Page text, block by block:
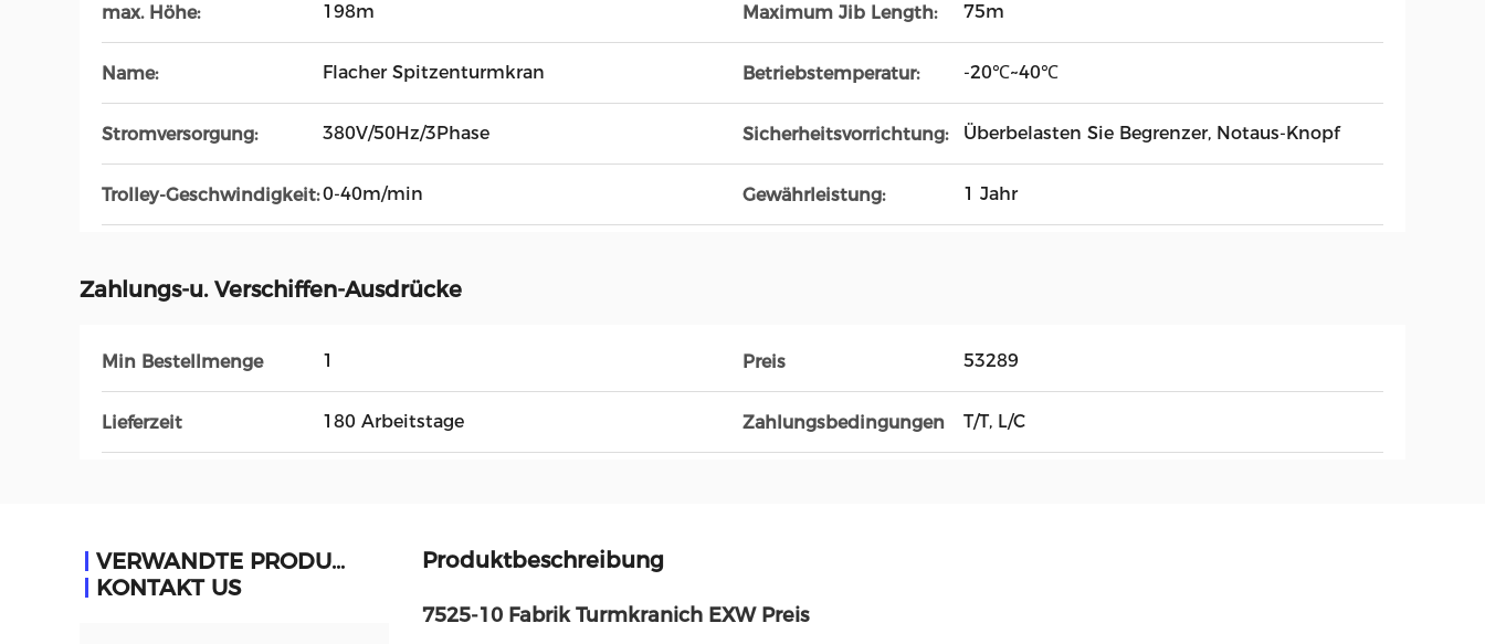
max. Höhe: 198m Maximum Jib Length: 75m
Name: Flacher Spitzenturmkran Betriebstemperatur: -20℃~40℃
Stromversorgung: 380V/50Hz/3Phase Sicherheitsvorrichtung: Überbelasten Sie Begrenzer, Notaus-Knopf
Trolley-Geschwindigkeit:0-40m/min Gewährleistung: 1 Jahr
Zahlungs-u. Verschiffen-Ausdrücke
Min Bestellmenge 1 Preis 53289
Lieferzeit 180 Arbeitstage Zahlungsbedingungen T/T, L/C
VERWANDTE PRODUKTE
KONTAKT US
Produktbeschreibung
7525-10 Fabrik Turmkranich EXW Preis